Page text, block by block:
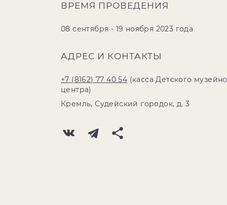
ВРЕМЯ ПРОВЕДЕНИЯ
08 сентября - 19 ноября 2023 года
АДРЕС И КОНТАКТЫ
+7 (8162) 77 40 54 (касса Детского
центра)
Кремль, Судейский городок, д. 3